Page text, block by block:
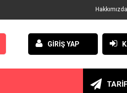
Hakkımızda
GİRİŞ YAP